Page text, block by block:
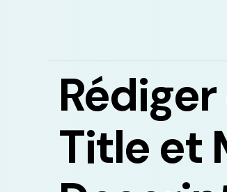
Title et